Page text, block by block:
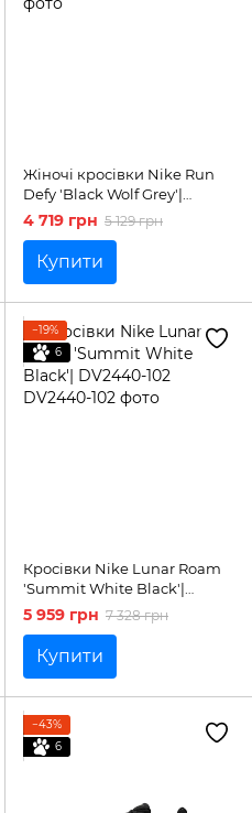
Жіночі кросівки Nike Run
Defy 'Black Wolf Grey'|
HM9593-002
4 719 грн 5 129 грн
Купити
−19%
6
Кросівки Nike Lunar Roam
'Summit White Black'|
DV2440-102
5 959 грн 7 328 грн
Купити
−43%
6